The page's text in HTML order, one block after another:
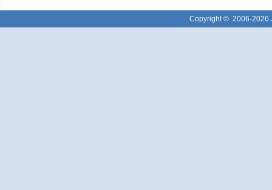
Copyright © 2006-2026